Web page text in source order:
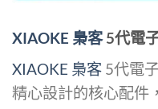
XIAOKE 梟客5代電
XIAOKE 梟客 5代電
精心設計的核心配件